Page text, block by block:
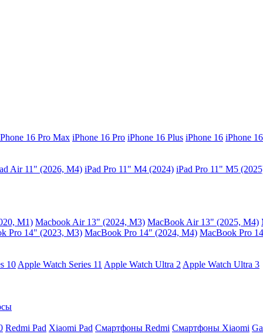
16 Pro Max iPhone 16 Pro iPhone 16 Plus iPhone 16 iPhone
Air 11" (2026, M4) iPad Pro 11" M4 (2024) iPad Pro 11" M5
M1) Macbook Air 13" (2024, M3) MacBook Air 13" (2025, M4)
Pro 14" (2023, M3) MacBook Pro 14″ (2024, M4) MacBook Pro
10 Apple Watch Series 11 Apple Watch Ultra 2 Apple Watch Ultra 3
Redmi Pad Xiaomi Pad Смартфоны Redmi Смартфоны Xiaomi